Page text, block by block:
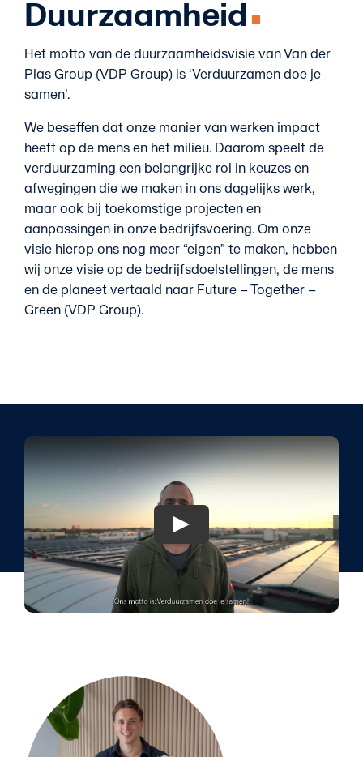
Duurzaamheid
Het motto van de duurzaamheidsvisie van Van der
Plas Group (VDP Group) is ‘Verduurzamen doe je
samen’.
We beseffen dat onze manier van werken impact
heeft op de mens en het milieu. Daarom speelt de
verduurzaming een belangrijke rol in keuzes en
afwegingen die we maken in ons dagelijks werk,
maar ook bij toekomstige projecten en
aanpassingen in onze bedrijfsvoering. Om onze
visie hierop ons nog meer “eigen” te maken, hebben
wij onze visie op de bedrijfsdoelstellingen, de mens
en de planeet vertaald naar Future – Together –
Green (VDP Group).